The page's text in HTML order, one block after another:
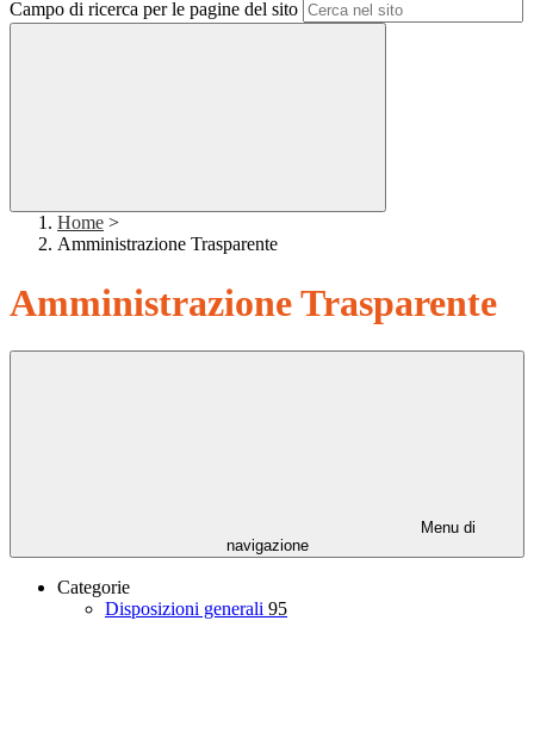
Campo di ricerca per le pagine del sito
Home >
Amministrazione Trasparente
Amministrazione Trasparente
Menu di
navigazione
Categorie
Disposizioni generali 95